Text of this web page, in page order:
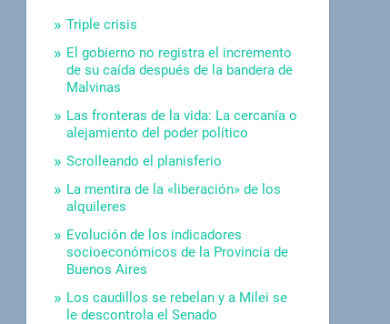
Triple crisis
El gobierno no registra el incremento
de su caída después de la bandera de
Malvinas
Las fronteras de la vida: La cercanía o
alejamiento del poder político
Scrolleando el planisferio
La mentira de la «liberación» de los
alquileres
Evolución de los indicadores
socioeconómicos de la Provincia de
Buenos Aires
Los caudillos se rebelan y a Milei se
le descontrola el Senado